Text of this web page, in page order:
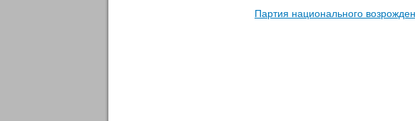
Партия национального